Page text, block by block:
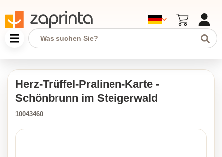
Herz-Trüffel-Pralinen-Karte -
Schönbrunn im Steigerwald
10043460